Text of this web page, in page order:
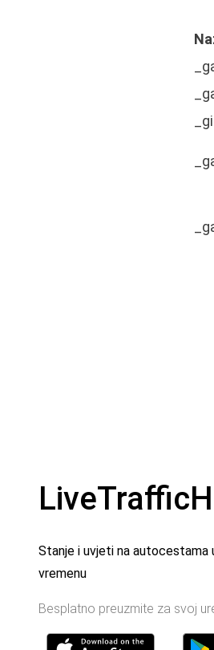
Stanje i uvjeti na autocestama
vremenu
Besplatno preuzmite za svoj